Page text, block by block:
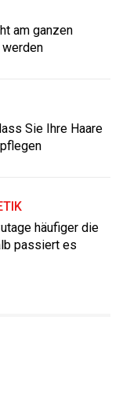
am ganzen
Sie Ihre Haare
häufiger die
passiert es